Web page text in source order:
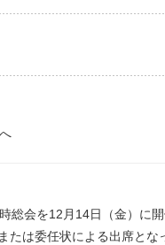
会を12月14日（金）に開
は委任状による出席とな